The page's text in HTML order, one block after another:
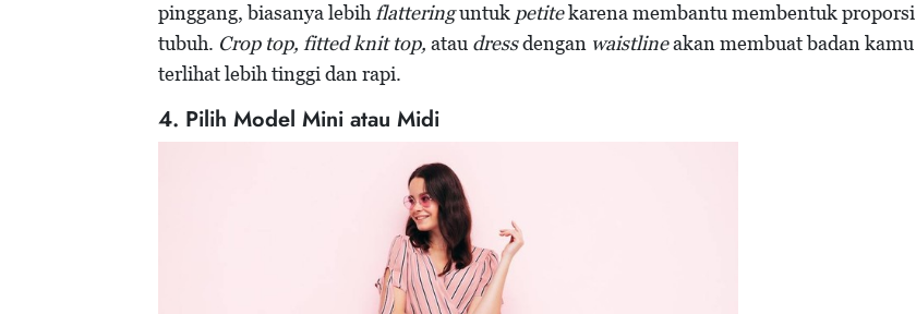
pinggang, biasanya lebihflatteringuntuk petitekarena membantu membentuk proporsi
tubuh. Crop top, fitted knit top, atau dressdengan waistlineakan membuat badan kamu
terlihat lebih tinggi dan rapi.
4. Pilih Model Mini atau Midi